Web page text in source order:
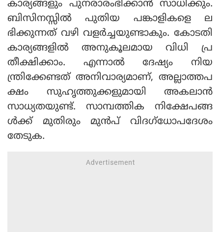
കാര്യങ്ങളും പുനരാരംഭിക്കാന്‍ സാധിക്കും.
ബിസിനസ്സില്‍ പുതിയ പങ്കാളികളെ ല
ഭിക്കുന്നത് വഴി വളര്‍ച്ചയുണ്ടാകും. കോടതി
കാര്യങ്ങളില്‍ അനുകൂലമായ വിധി പ്ര
തീക്ഷിക്കാം. എന്നാല്‍ ദേഷ്യം നിയ
ന്ത്രിക്കേണ്ടത് അനിവാര്യമാണ്, അല്ലാത്തപ
ക്ഷം സുഹൃത്തുക്കളുമായി അകലാന്‍
സാധ്യതയുണ്ട്. സാമ്പത്തിക നിക്ഷേപങ്ങ
ള്‍ക്ക് മുതിരും മുന്‍പ് വിദഗ്‌ധോപദേശം
തേടുക.